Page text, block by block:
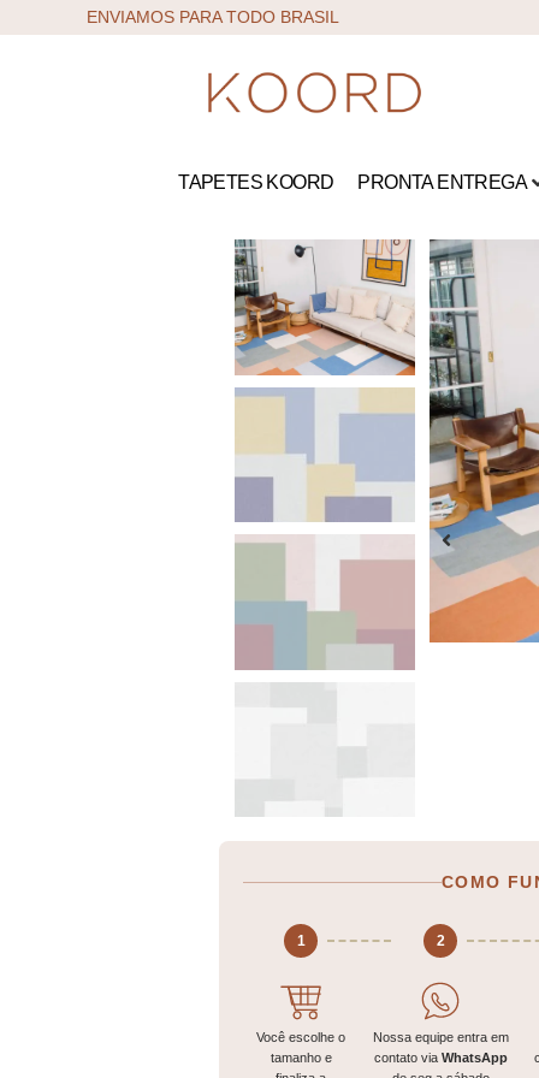
ENVIAMOS PARA TODO BRASIL
TAPETES KOORD PRONTA ENTREGA
COMO
1
Você escolhe o
tamanho e
2
Nossa equipe entra em
contato via WhatsApp